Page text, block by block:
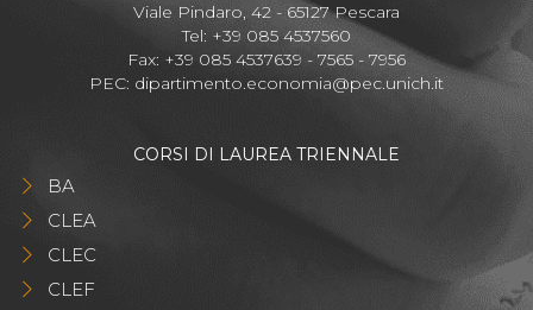
Viale Pindaro, 42 - 65127 Pescara
Tel: +39 085 4537560
Fax: +39 085 4537639 - 7565 - 7956
PEC: dipartimento.economia@pec.unich.it
CORSI DI LAUREA TRIENNALE
BA
CLEA
CLEC
CLEF